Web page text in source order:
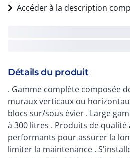
Accéder à la description
Détails du produit
. Gamme complète composée
muraux verticaux ou
blocs sur/sous évier . Large
à 300 litres . Produits de qualité
performants pour assurer la
limiter la maintenance .